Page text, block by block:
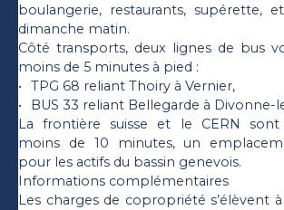
boulangerie, restaurants, supérette,
dimanche matin.
Côté transports, deux lignes de bus
moins de 5 minutes à pied :
TPG 68 reliant Thoiry à Vernier,
BUS 33 reliant Bellegarde à Divonne-
La frontière suisse et le CERN sont
moins de 10 minutes, un
pour les actifs du bassin genevois.
Informations complémentaires
Les charges de copropriété s’élèvent